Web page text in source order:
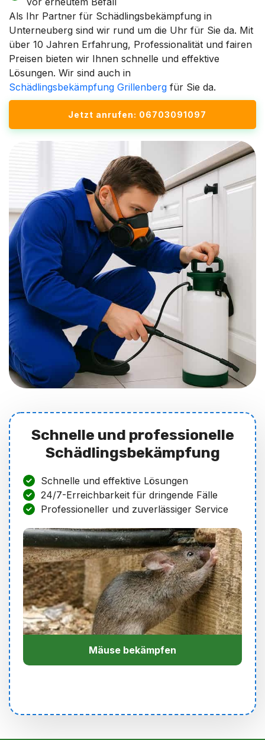
Als Ihr Partner für Schädlingsbekämpfung in
Unterneuberg sind wir rund um die Uhr für Sie da. Mit
über 10 Jahren Erfahrung, Professionalität und fairen
Preisen bieten wir Ihnen schnelle und effektive
Lösungen. Wir sind auch in
Schädlingsbekämpfung Grillenberg für Sie da.
Jetzt anrufen: 06703091097
Schnelle und professionelle
Schädlingsbekämpfung
Schnelle und effektive Lösungen
24/7-Erreichbarkeit für dringende Fälle
Professioneller und zuverlässiger Service
Mäuse bekämpfen